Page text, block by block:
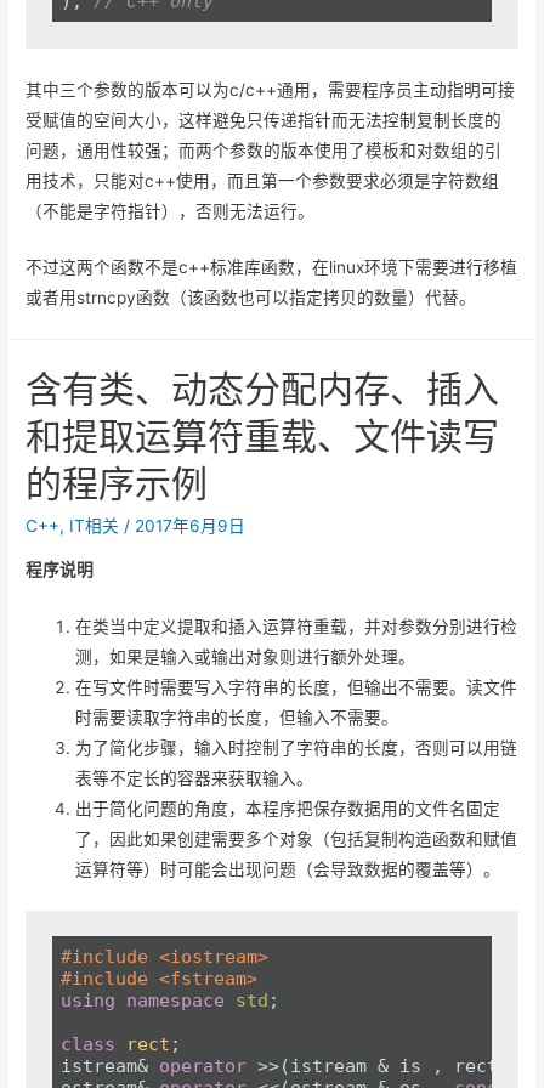
其中三个参数的版本可以为c/c++通用，需要程序员主动指明可接
受赋值的空间大小，这样避免只传递指针而无法控制复制长度的
问题，通用性较强；而两个参数的版本使用了模板和对数组的引
用技术，只能对c++使用，而且第一个参数要求必须是字符数组
（不能是字符指针），否则无法运行。
不过这两个函数不是c++标准库函数，在linux环境下需要进行移植
或者用strncpy函数（该函数也可以指定拷贝的数量）代替。
含有类、动态分配内存、插入
和提取运算符重载、文件读写
的程序示例
C++, IT相关 / 2017年6月9日
程序说明
在类当中定义提取和插入运算符重载，并对参数分别进行检
测，如果是输入或输出对象则进行额外处理。
在写文件时需要写入字符串的长度，但输出不需要。读文件
时需要读取字符串的长度，但输入不需要。
为了简化步骤，输入时控制了字符串的长度，否则可以用链
表等不定长的容器来获取输入。
出于简化问题的角度，本程序把保存数据用的文件名固定
了，因此如果创建需要多个对象（包括复制构造函数和赋值
运算符等）时可能会出现问题（会导致数据的覆盖等）。
#include <iostream>
#include <fstream>
using
namespace std ;
class
rect ;
istream& operator >>(istream & is , rect &